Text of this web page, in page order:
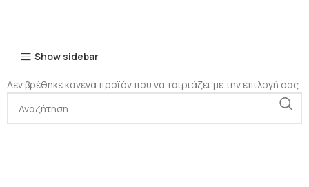
Show sidebar
Δεν βρέθηκε κανένα προϊόν που να ταιριάζει με την επιλογή σας.